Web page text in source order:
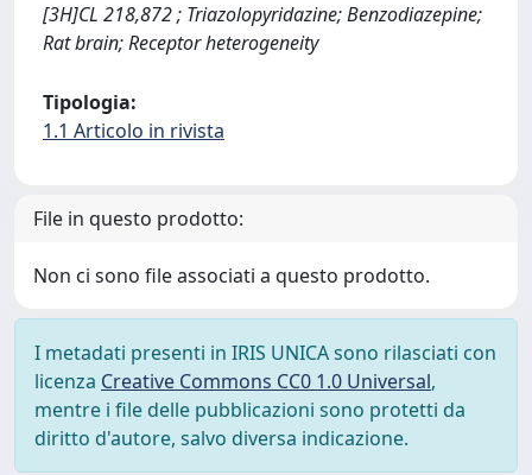
[3H]CL 218,872 ; Triazolopyridazine; Benzodiazepine;
Rat brain; Receptor heterogeneity
Tipologia:
1.1 Articolo in rivista
File in questo prodotto:
Non ci sono file associati a questo prodotto.
I metadati presenti in IRIS UNICA sono rilasciati con
licenza Creative Commons CC0 1.0 Universal,
mentre i file delle pubblicazioni sono protetti da
diritto d'autore, salvo diversa indicazione.